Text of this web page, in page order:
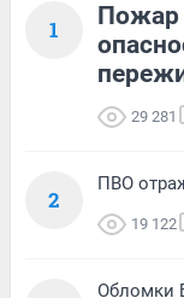
1
Пожар
29 281
2
ПВО
19 122
Обломки